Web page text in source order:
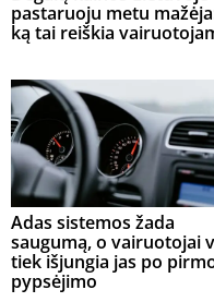
pastaruoju metu
ką tai reiškia
Adas sistemos žada
saugumą, o vairuotojai
tiek išjungia jas po
pypsėjimo